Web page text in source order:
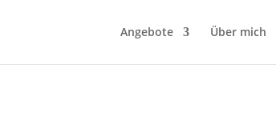
Angebote Über mich